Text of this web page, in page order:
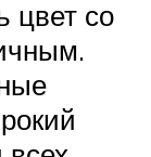
цвет со